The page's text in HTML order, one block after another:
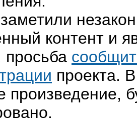
контент и
просьба
проекта.
произведение,